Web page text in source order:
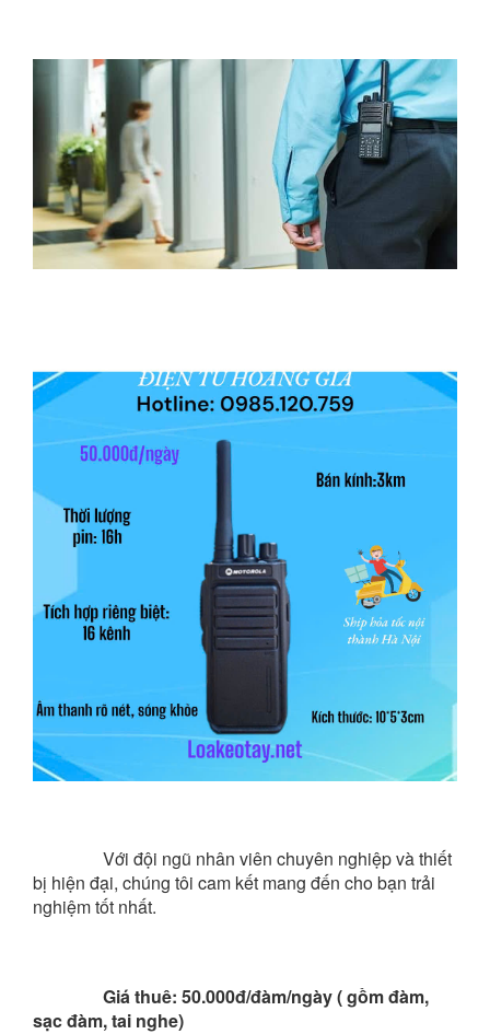
Với đội ngũ nhân viên chuyên nghiệp và thiết
bị hiện đại, chúng tôi cam kết mang đến cho bạn trải
nghiệm tốt nhất.
Giá thuê: 50.000đ/đàm/ngày ( gồm đàm,
sạc đàm, tai nghe)